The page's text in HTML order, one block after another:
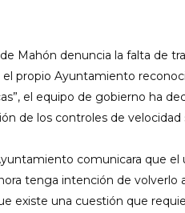
Mahón denuncia la falta de
propio Ayuntamiento
el equipo de gobierno ha
de los controles de
comunicara que el
tenga intención de volverlo
existe una cuestión que